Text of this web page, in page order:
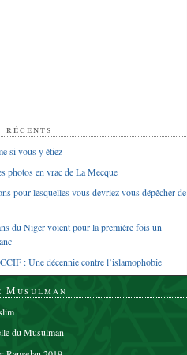
si vous y étiez
photos en vrac de La Mecque
pour lesquelles vous devriez vous dépêcher de
du Niger voient pour la première fois un
: Une décennie contre l’islamophobie
Musulman
du Musulman